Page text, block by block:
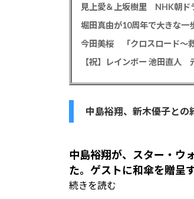
見上愛＆上坂樹里 NHK朝ド
堀田真由が10周年で大きな
今田美桜 「クロスロード～
【祝】レインボー 池田直人
中島裕翔、新木優子と
中島裕翔が、 スター・ウ
た。ゲストに和傘を贈呈
続きを読む